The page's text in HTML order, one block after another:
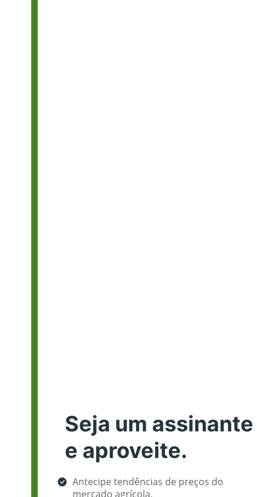
Seja um assinante
e aproveite.
Antecipe tendências de preços do
mercado agrícola.